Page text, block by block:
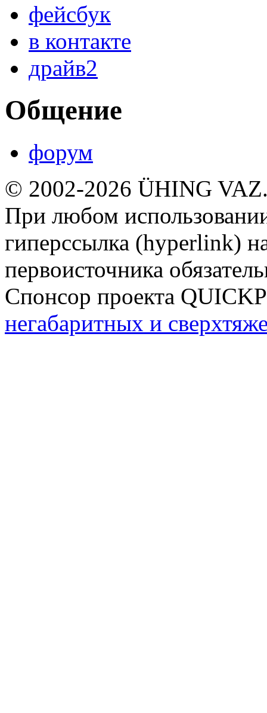
фейсбук
в контакте
драйв2
Общение
форум
© 2002-2026 ÜHING
При любом
гиперссылка (hyperlink)
первоисточника
Спонсор проекта
негабаритных и